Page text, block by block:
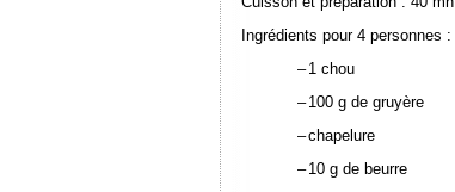
Ingrédients pour 4 personnes :
– 1 chou
– 100 g de gruyère
–chapelure
– 10 g de beurre